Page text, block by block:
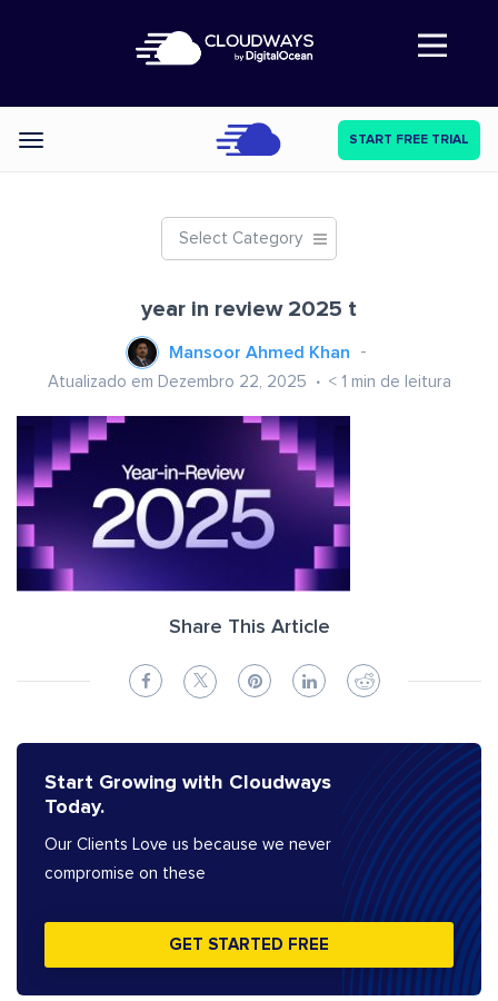
Abre a navegação
Categories START FREE TRIAL
Select Category
year in review 2025 t
Mansoor Ahmed Khan
Atualizado em Dezembro 22, 2025 < 1 min de leitura
Share This Article
Start Growing with Cloudways
Today.
Our Clients Love us because we never
compromise on these
GET STARTED FREE